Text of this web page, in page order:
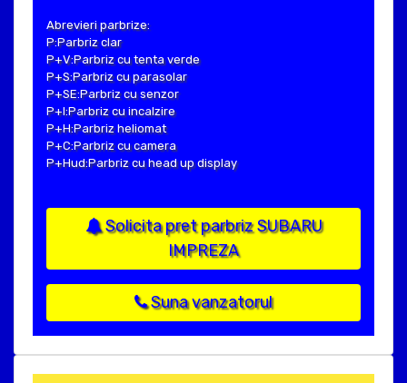
Abrevieri parbrize:
P:Parbriz clar
P+V:Parbriz cu tenta verde
P+S:Parbriz cu parasolar
P+SE:Parbriz cu senzor
P+I:Parbriz cu incalzire
P+H:Parbriz heliomat
P+C:Parbriz cu camera
P+Hud:Parbriz cu head up display
Solicita pret parbriz SUBARU
IMPREZA
Suna vanzatorul